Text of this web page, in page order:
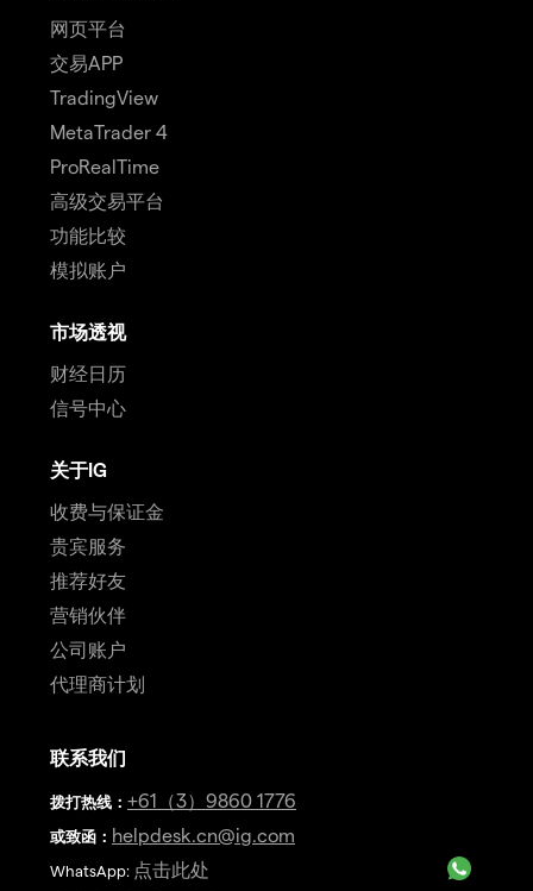
网页平台
交易APP
TradingView
MetaTrader 4
ProRealTime
高级交易平台
功能比较
模拟账户
市场透视
财经日历
信号中心
关于IG
收费与保证金
贵宾服务
推荐好友
营销伙伴
公司账户
代理商计划
联系我们
拨打热线 ： +61（3）9860 1776
或致函： helpdesk.cn@ig.com
WhatsApp: 点击此处